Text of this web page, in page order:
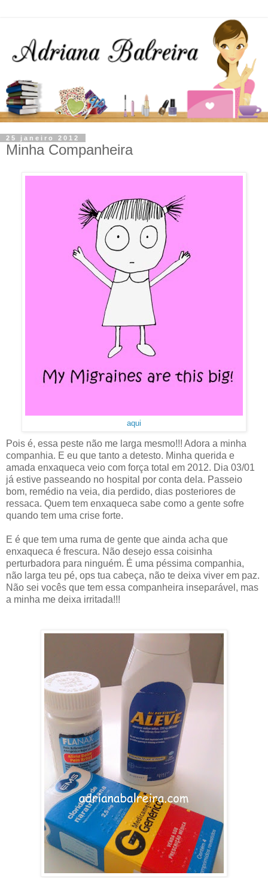
25 janeiro 2012
Minha Companheira
aqui
Pois é, essa peste não me larga mesmo!!! Adora a minha
companhia. E eu que tanto a detesto. Minha querida e
amada enxaqueca veio com força total em 2012. Dia 03/01
já estive passeando no hospital por conta dela. Passeio
bom, remédio na veia, dia perdido, dias posteriores de
ressaca. Quem tem enxaqueca sabe como a gente sofre
quando tem uma crise forte.
E é que tem uma ruma de gente que ainda acha que
enxaqueca é frescura. Não desejo essa coisinha
perturbadora para ninguém. É uma péssima companhia,
não larga teu pé, ops tua cabeça, não te deixa viver em paz.
Não sei vocês que tem essa companheira inseparável, mas
a minha me deixa irritada!!!